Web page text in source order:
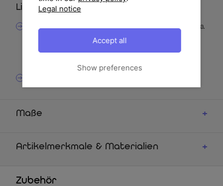
Lieferumfang
1x OUTFLEXX Luminara LED-Esstisch mit X-Gestell, ca.
240 x 103 x 75 cm, Aluminium/Holzimitat, integrierte
LED-Lichtleiste im Tischrahmen (kaltweiß),
batteriebetrieben
Maße
Artikelmerkmale & Materialien
Zubehör
Legal notice
Show preferences
Accept all